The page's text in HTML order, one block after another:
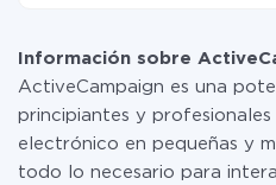
manera segura un plan de
uno de pago, si es
tarifas.
Información sobre
ActiveCampaign es una
principiantes y
electrónico en pequeñas y
todo lo necesario para